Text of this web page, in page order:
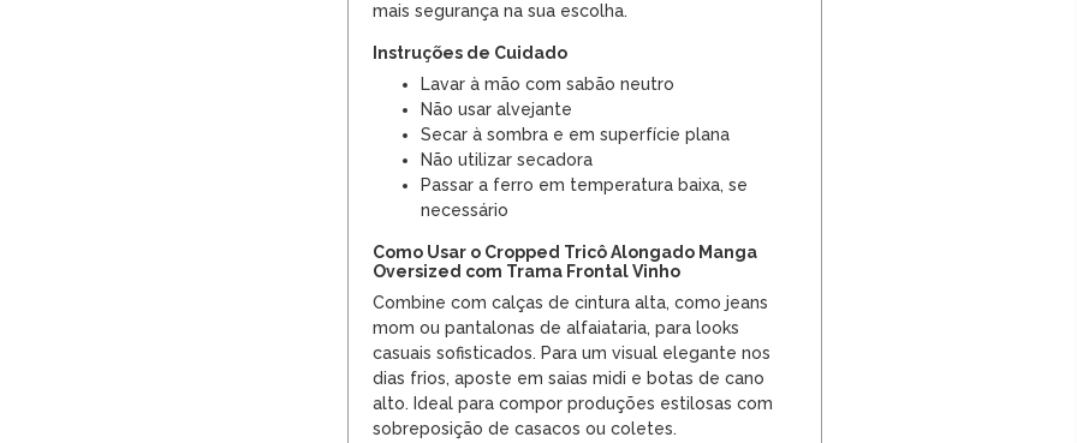
mais segurança na sua escolha.
Instruções de Cuidado
Lavar à mão com sabão neutro
Não usar alvejante
Secar à sombra e em superfície plana
Não utilizar secadora
Passar a ferro em temperatura baixa, se
necessário
Como Usar o Cropped Tricô Alongado Manga
Oversized com Trama Frontal Vinho
Combine com calças de cintura alta, como jeans
mom ou pantalonas de alfaiataria, para looks
casuais sofisticados. Para um visual elegante nos
dias frios, aposte em saias midi e botas de cano
alto. Ideal para compor produções estilosas com
sobreposição de casacos ou coletes.